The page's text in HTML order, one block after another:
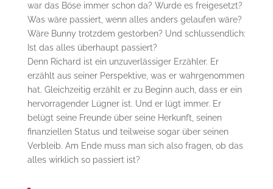
war das Böse immer schon da? Wurde es freigesetzt?
Was wäre passiert, wenn alles anders gelaufen wäre?
Wäre Bunny trotzdem gestorben? Und schlussendlich:
Ist das alles überhaupt passiert?
Denn Richard ist ein unzuverlässiger Erzähler. Er
erzählt aus seiner Perspektive, was er wahrgenommen
hat. Gleichzeitig erzählt er zu Beginn auch, dass er ein
hervorragender Lügner ist. Und er lügt immer. Er
belügt seine Freunde über seine Herkunft, seinen
finanziellen Status und teilweise sogar über seinen
Verbleib. Am Ende muss man sich also fragen, ob das
alles wirklich so passiert ist?